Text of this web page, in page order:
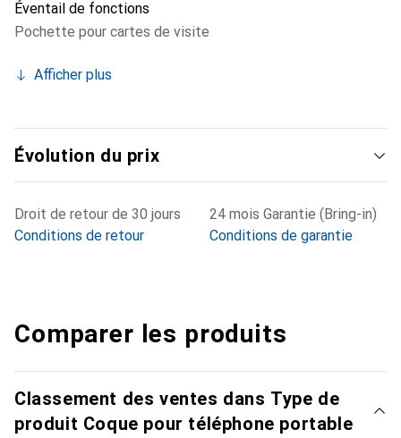
Éventail de fonctions
Pochette pour cartes de visite
Afficher plus
Évolution du prix
Droit de retour de 30 jours
Conditions de retour
24 mois Garantie (Bring-in)
Conditions de garantie
Comparer les produits
Classement des ventes dans Type de
produit Coque pour téléphone portable